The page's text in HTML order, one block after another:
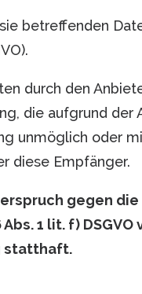
betreffenden
durch den
die aufgrund der
unmöglich oder
diese Empfänger.
gegen
1 lit. f)
statthaft.